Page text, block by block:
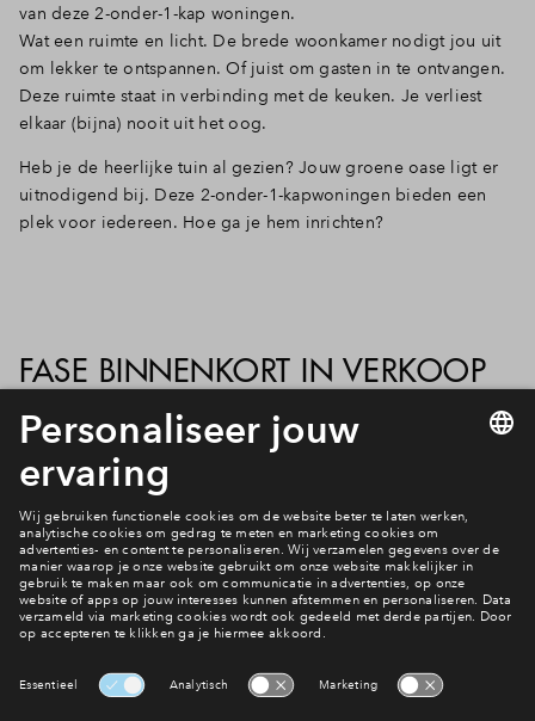
van deze 2-onder-1-kap woningen.
Wat een ruimte en licht. De brede woonkamer nodigt jou uit
om lekker te ontspannen. Of juist om gasten in te ontvangen.
Deze ruimte staat in verbinding met de keuken. Je verliest
elkaar (bijna) nooit uit het oog.
Heb je de heerlijke tuin al gezien? Jouw groene oase ligt er
uitnodigend bij. Deze 2-onder-1-kapwoningen bieden een
plek voor iedereen. Hoe ga je hem inrichten?
FASE BINNENKORT IN VERKOOP
De voorbereidingen van de verkoop van fase 8 gaan
voorspoedig. De verwachting is dat wij voordat de meesten
op zomervakantie gaan in verkoop gaan. Schrijf je in voor het
Bekijk de woningen